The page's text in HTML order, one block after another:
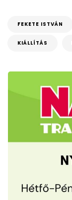
FEKETE ISTVÁN
KIÁLLÍTÁS